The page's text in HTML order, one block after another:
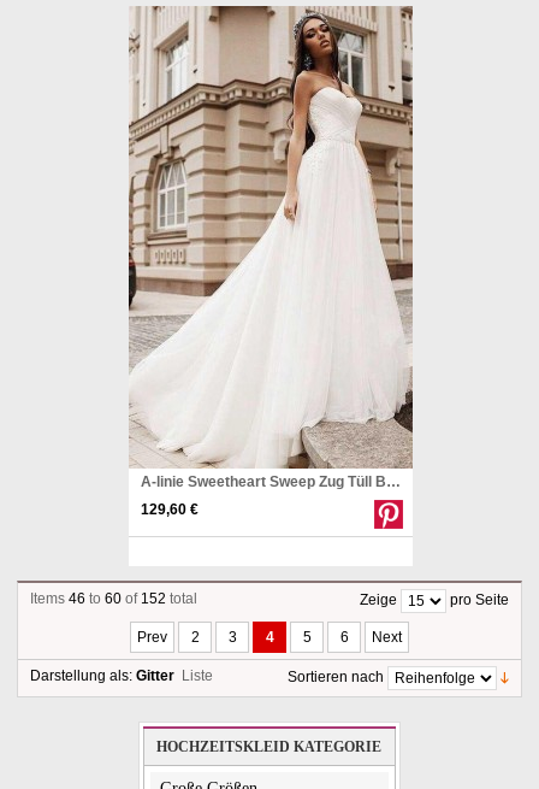
A-linie Sweetheart Sweep Zug Tüll Brautkleid Mit Applikationen Twa2682
129,60 €
Items46 to60 of 152 total Zeige pro Seite
Prev 2 3 4 5 6 Next
Darstellung als: Gitter Liste Sortieren nach
HOCHZEITSKLEID KATEGORIE